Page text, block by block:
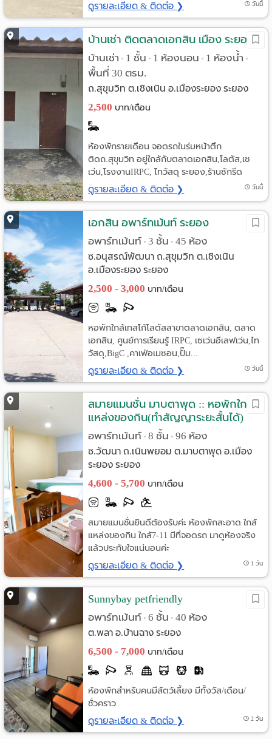
ดูรายละเอียด & ติดต่อ ❯ วันนี้
บ้านเช่า ติดตลาดเอกสิน เมือง ระยอง
บ้านเช่า • 1 ชั้น • 1 ห้องนอน • 1 ห้องน้ำ •
พื้นที่ 30 ตรม.
ถ.สุขุมวิท ต.เชิงเนิน อ.เมืองระยอง ระยอง
2,500 บาท/เดือน
ห้องพักรายเดือน จอดรถในร่มหน้าตึก
ติดถ.สุขุมวิท อยู่ใกล้กับตลาดเอกสิน,โลตัส,เซ
เว่น,โรงงานIRPC, ไทวัสดุ ระยอง,ร้านซักรีด
ดูรายละเอียด & ติดต่อ ❯ วันนี้
เอกสิน อพาร์ทเม้นท์ ระยอง
อพาร์ทเม้นท์ • 3 ชั้น • 45 ห้อง
ซ.อนุสรณ์พัฒนา ถ.สุขุมวิท ต.เชิงเนิน
อ.เมืองระยอง ระยอง
2,500 - 3,000 บาท/เดือน
หอพักใกล้เทสโก้โลตัสสาขาตลาดเอกสิน, ตลาด
เอกสิน, ศูนย์การเรียนรู้ IRPC, เซเว่นอีเลฟเว่น,ไท
วัสดุ,BigC ,คาเฟ่อเมซอน,ปั๊ม...
ดูรายละเอียด & ติดต่อ ❯ วันนี้
สมายแมนชั่น มาบตาพุด :: หอพักใกล้
แหล่งของกิน(ทำสัญญาระยะสั้นได้)
อพาร์ทเม้นท์ • 8 ชั้น • 96 ห้อง
ซ.วัฒนา ถ.เนินพยอม ต.มาบตาพุด อ.เมือง
ระยอง ระยอง
4,600 - 5,700 บาท/เดือน
สมายแมนชั่นยินดีต้องรับค่ะ ห้องพักสะอาด ใกล้
แหล่งของกิน ใกล้7-11 มีที่จอดรถ มาดูห้องจริง
แล้วประทับใจแน่นอนค่ะ
ดูรายละเอียด & ติดต่อ ❯ 1 วัน
Sunnybay petfriendly
อพาร์ทเม้นท์ • 6 ชั้น • 40 ห้อง
ต.พลา อ.บ้านฉาง ระยอง
6,500 - 7,000 บาท/เดือน
ห้องพักสำหรับคนมีสัตว์เลี้ยง มีทั้งวัส/เดือน/
ชั่วคราว
ดูรายละเอียด & ติดต่อ ❯ 2 วัน